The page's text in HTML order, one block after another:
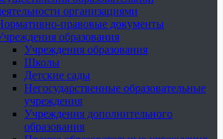
организациями
правовые документы
образования
Учреждения образования
Школы
Детские сады
Негосударственные образовательные
учреждения
Учреждения дополнительного
образования